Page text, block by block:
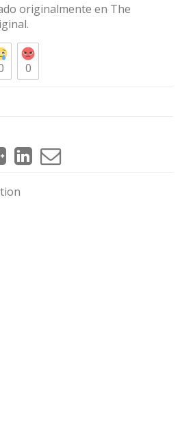
originalmente en The
.
0